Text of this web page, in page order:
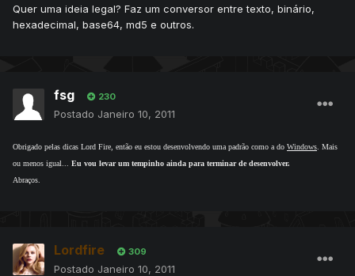
Quer uma ideia legal? Faz um conversor entre texto, binário,
hexadecimal, base64, md5 e outros.
fsg 230
Postado Janeiro 10, 2011
Obrigado pelas dicas Lord Fire, então eu estou desenvolvendo uma padrão como a do Windows . Mais
ou menos igual... Eu vou levar um tempinho ainda para terminar de desenvolver.
Abraços.
Lordfire 309
Postado Janeiro 10, 2011